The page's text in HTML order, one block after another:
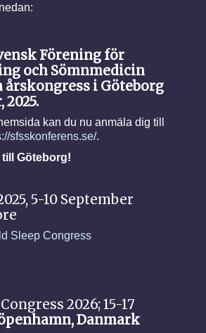
Förening för
och Sömnmedicin
i Göteborg
2025.
kan du nu anmäla dig till
sfsskonferens.se/.
Göteborg!
5-10 September
Sleep Congress
2026; 15-17
Danmark